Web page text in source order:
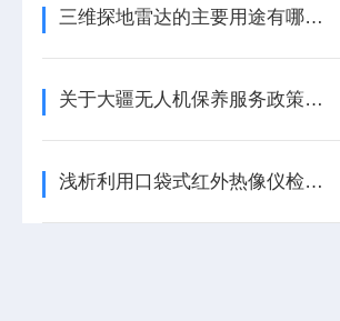
三维探地雷达的主要用途有哪些呢？
关于大疆无人机保养服务政策，你了解多少
浅析利用口袋式红外热像仪检测地暖的步骤